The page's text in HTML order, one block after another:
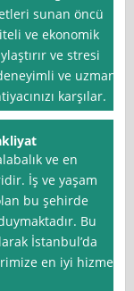
sunan öncü
ve ekonomik
ve stresi
ve uzman
karşılar.
ve en
İş ve yaşam
bu şehirde
Bu
İstanbul’da
en iyi hizmeti